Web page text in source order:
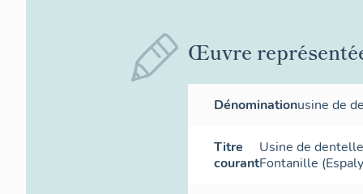
Œuvre
Dénominationusine de
Titre
courant
Usine de
Fontanille